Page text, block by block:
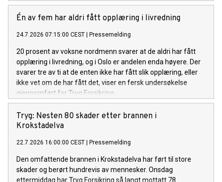
innboforsikringen de allerede har.
Én av fem har aldri fått opplæring i livredning
24.7.2026 07:15:00 CEST | Pressemelding
20 prosent av voksne nordmenn svarer at de aldri har fått
opplæring i livredning, og i Oslo er andelen enda høyere. Der
svarer tre av ti at de enten ikke har fått slik opplæring, eller
ikke vet om de har fått det, viser en fersk undersøkelse
gjennomført for Tryg Forsikring.
Tryg: Nesten 80 skader etter brannen i
Krokstadelva
22.7.2026 16:00:00 CEST | Pressemelding
Den omfattende brannen i Krokstadelva har ført til store
skader og berørt hundrevis av mennesker. Onsdag
ettermiddag har Tryg Forsikring så langt mottatt 78